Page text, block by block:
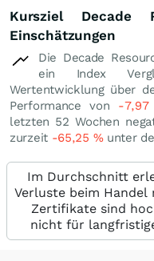
Kursziel Decade
Einschätzungen
Die Decade
ein Index
Wertentwicklung über
Performance von -
letzten 52 Wochen
zurzeit -65,25 %unter
Im Durchschnitt
Verluste beim
Zertifikate sind
nicht für